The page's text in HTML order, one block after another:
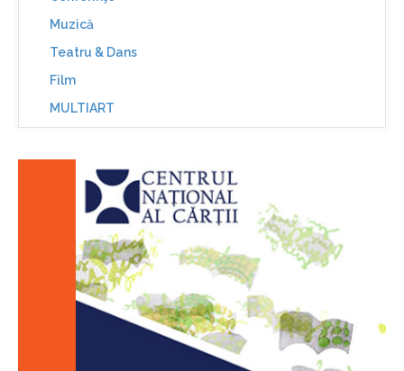
Muzică
Teatru & Dans
Film
MULTIART